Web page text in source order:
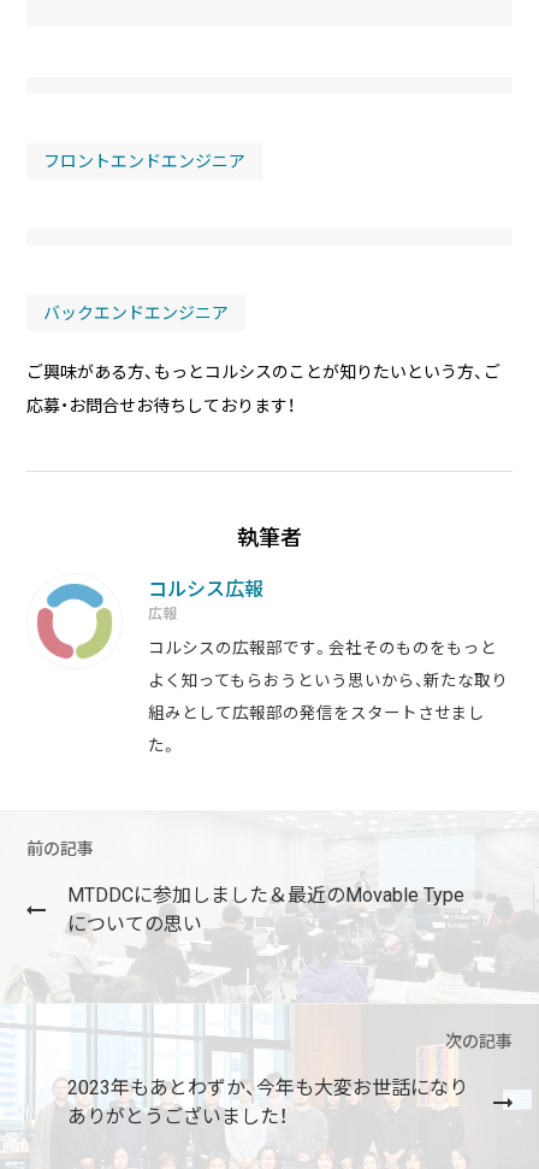
フロントエンドエンジニア
バックエンドエンジニア
ご興味がある方、もっとコルシスのことが知りたいという方、ご
応募・お問合せお待ちしております！
執筆者
コルシス広報
広報
コルシスの広報部です。会社そのものをもっと
よく知ってもらおうという思いから、新たな取り
組みとして広報部の発信をスタートさせまし
た。
前の記事
MTDDCに参加しました＆最近のMovable Type
についての思い
次の記事
2023年もあとわずか、今年も大変お世話になり
ありがとうございました！